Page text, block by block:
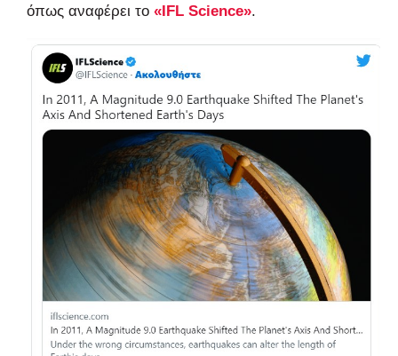
όπως αναφέρει το «IFL Science».